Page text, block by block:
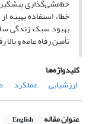
خط‌مشی‌گذاری
خطا، استفاده بهینه
بهبود سبک زندگی
تأمین رفاه عامه و
کلیدواژه‌ها
ارزشیابی
عملکرد
عنوان مقاله English